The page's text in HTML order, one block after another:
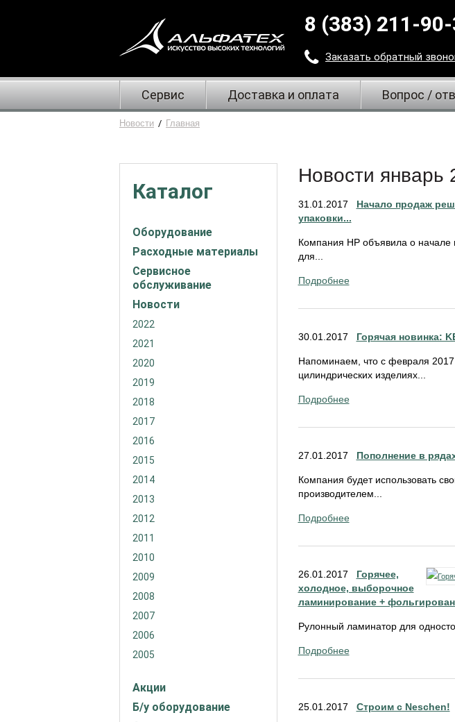
8 (383) 211-
Заказать обратный
Сервис Доставка и оплата Вопрос /
Новости / Главная
Каталог
Оборудование
Расходные материалы
Сервисное
обслуживание
Новости
2022
2021
2020
2019
2018
2017
2016
2015
2014
2013
2012
2011
2010
2009
2008
2007
2006
2005
Акции
Б/у оборудование
Новости январь
31.01.2017 Начало продаж
упаковки...
Компания HP объявила о
для...
Подробнее
30.01.2017 Горячая новинка:
Напоминаем, что с февраля 2017
цилиндрических изделиях...
Подробнее
27.01.2017 Пополнение в
Компания будет использовать
производителем...
Подробнее
26.01.2017 Горячее,
холодное, выборочное
ламинирование +
Рулонный ламинатор для
Подробнее
25.01.2017 Строим с Neschen!